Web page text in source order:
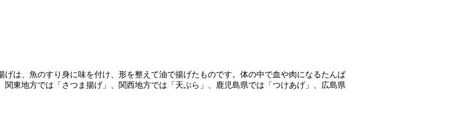
は、魚のすり身に味を付け、形を整えて油で揚げたものです。体の中で血や肉になるたんぱ
関東地方では「さつま揚げ」、関西地方では「天ぷら」、鹿児島県では「つけあげ」、広島県